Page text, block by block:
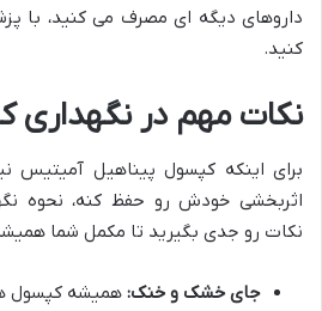
داروهای دیگه ای مصرف می کنید، با
کنید.
نکات مهم در نگهداری
برای اینکه کپسول پیناهیل آمیتیس
اثربخشی خودش رو حفظ کنه، نحوه
نکات رو جدی بگیرید تا مکمل شما
جای خشک و خنک: همیشه کپسول